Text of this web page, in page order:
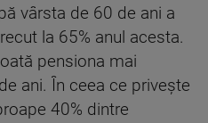
vârsta de 60 de ani a
la 65% anul acesta.
pensiona mai
ani. În ceea ce privește
40% dintre